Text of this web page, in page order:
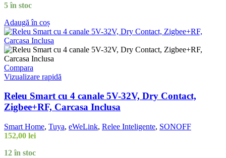
5 în stoc
Adaugă în coș
Compara
Vizualizare rapidă
Releu Smart cu 4 canale 5V-32V, Dry Contact,
Zigbee+RF, Carcasa Inclusa
Smart Home, Tuya, eWeLink, Relee Inteligente, SONOFF
152,00 lei
12 în stoc